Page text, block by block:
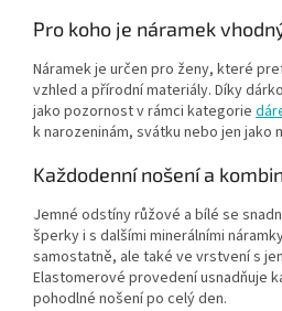
Pro koho je náramek
Náramek je určen pro ženy, které
vzhled a přírodní materiály. Díky
jako pozornost v rámci kategorie
k narozeninám, svátku nebo jen jako
Každodenní nošení a
Jemné odstíny růžové a bílé se
šperky i s dalšími minerálními
samostatně, ale také ve vrstvení s
Elastomerové provedení usnadňuje
pohodlné nošení po celý den.